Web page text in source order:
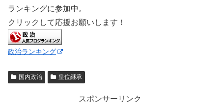
ランキングに参加中。
クリックして応援お願いします！
政治ランキング
国内政治 皇位継承
スポンサーリンク